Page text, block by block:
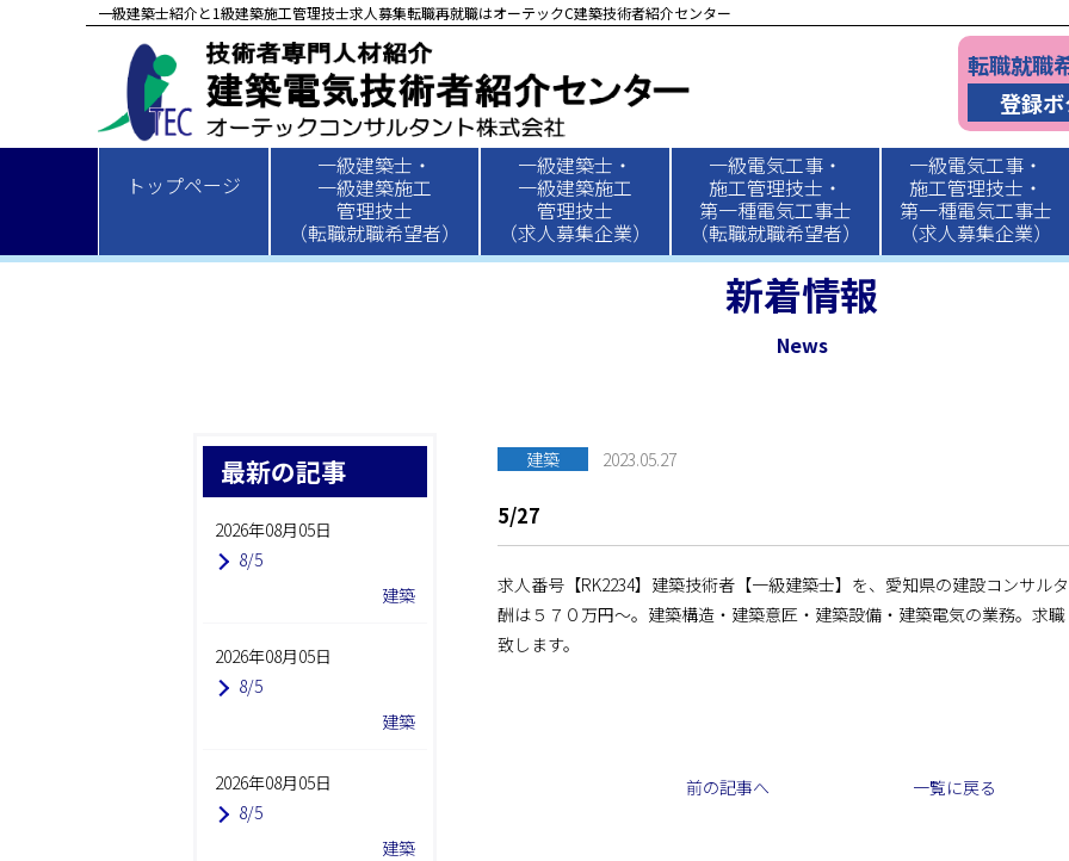
一級建築士紹介と1級建築施工管理技士求人募集転職再就職はオーテックC建築技術者紹介センター
転職就職
登録
トップページ
一級建築士・
一級建築施工
管理技士
（転職就職希望者）
一級建築士・
一級建築施工
管理技士
（求人募集企業）
一級電気工事・
施工管理技士・
第一種電気工事士
（転職就職希望者）
一級電気工事・
施工管理技士・
第一種電気工事士
（求人募集企業）
HOME 新着情報 > 5/27
新着情報
News
建築 2023.05.27
5/27
求人番号【RK2234】建築技術者【一級建築士】を、愛知県の建設コンサル
酬は５７０万円～。建築構造・建築意匠・建築設備・建築電気の業務。求
致します。
前の記事へ 一覧に戻る
最新の記事
2026年08月05日
8/5
建築
2026年08月05日
8/5
建築
2026年08月05日
8/5
建築